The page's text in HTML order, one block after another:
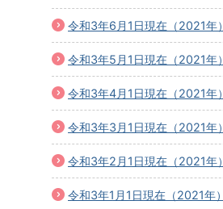
令和3年6月1日現在（2021年）
令和3年5月1日現在（2021年）
令和3年4月1日現在（2021年）
令和3年3月1日現在（2021年）
令和3年2月1日現在（2021年）
令和3年1月1日現在（2021年）